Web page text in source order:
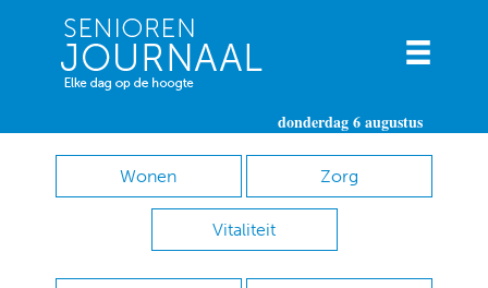
donderdag 6 augustus
Wonen Zorg
Vitaliteit